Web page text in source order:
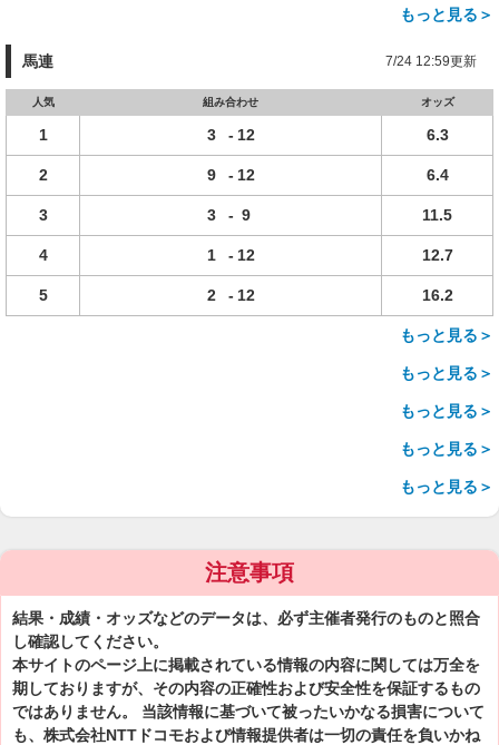
もっと見る＞
馬連 7/24 12:59更新
人気 組み合わせ オッズ
1 3 - 12 6.3
2 9 - 12 6.4
3 3 - 9 11.5
4 1 - 12 12.7
5 2 - 12 16.2
もっと見る＞
もっと見る＞
もっと見る＞
もっと見る＞
もっと見る＞
注意事項
結果・成績・オッズなどのデータは、必ず主催者発行のものと照合
し確認してください。
本サイトのページ上に掲載されている情報の内容に関しては万全を
期しておりますが、その内容の正確性および安全性を保証するもの
ではありません。 当該情報に基づいて被ったいかなる損害について
も、株式会社NTTドコモおよび情報提供者は一切の責任を負いかね